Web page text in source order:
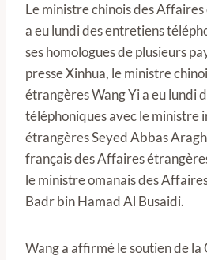
Le ministre chinois des
a eu lundi des entretiens
ses homologues de plusieurs
presse Xinhua, le ministre
étrangères Wang Yi a eu lundi
téléphoniques avec le ministre
étrangères Seyed Abbas
français des Affaires
le ministre omanais des
Badr bin Hamad Al Busaidi.
Wang a affirmé le soutien de la